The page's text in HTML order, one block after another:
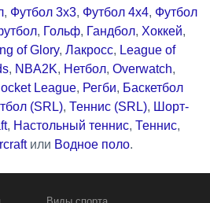
, Футбол 3x3, Футбол 4x4, Футбол
, Гольф, Гандбол, Хоккей,
of Glory, Лакросс, League of
, NBA2K, Нетбол, Overwatch,
League, Регби, Баскетбол
(SRL), Теннис (SRL), Шорт-
, Настольный теннис, Теннис,
или Водное поло.